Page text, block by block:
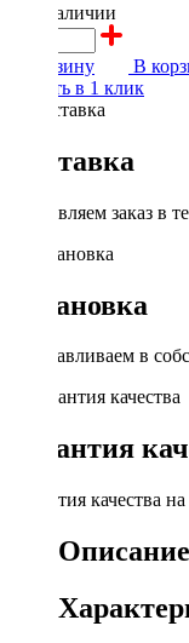
в наличии
В корзину
В
Купить в 1 клик
Доставка
Доставляем заказ в
Установка
Устанавливаем в
Гарантия
Гарантия качества
Описание